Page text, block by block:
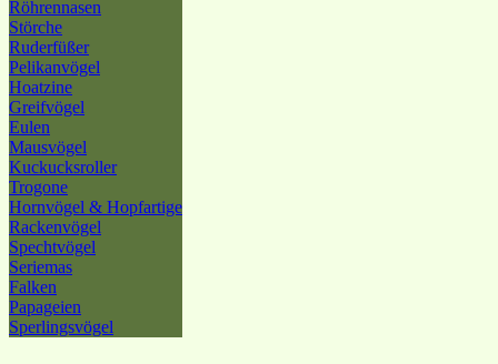
Röhrennasen
Störche
Ruderfüßer
Pelikanvögel
Hoatzine
Greifvögel
Eulen
Mausvögel
Kuckucksroller
Trogone
Hornvögel & Hopfartige
Rackenvögel
Spechtvögel
Seriemas
Falken
Papageien
Sperlingsvögel